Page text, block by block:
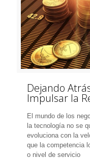
Dejando
Impulsar la
El mundo de los
la tecnología no se
evoluciona con la
que la competencia
o nivel de servicio